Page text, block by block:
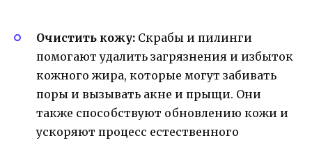
Очистить кожу: Скрабы и пилинги
помогают удалить загрязнения и избыток
кожного жира, которые могут забивать
поры и вызывать акне и прыщи. Они
также способствуют обновлению кожи и
ускоряют процесс естественного